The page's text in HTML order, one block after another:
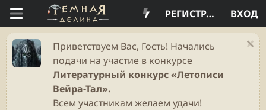
ВХОД
РЕГИСТРАЦИЯ
Приветствуем Вас, Гость! Начались
подачи на участие в конкурсе
Литературный конкурс «Летописи
Вейра-Тал».
Всем участникам желаем удачи!